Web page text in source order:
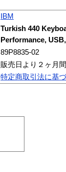
IBM
Turkish 440
Performance,
89P8835-02
販売日より２ヶ月
特定商取引法に基